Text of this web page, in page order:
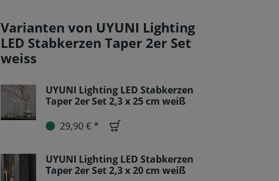
Varianten von UYUNI Lighting
LED Stabkerzen Taper 2er Set
weiss
UYUNI Lighting LED Stabkerzen
Taper 2er Set 2,3 x 25 cm weiß
29,90 € *
UYUNI Lighting LED Stabkerzen
Taper 2er Set 2,3 x 20 cm weiß